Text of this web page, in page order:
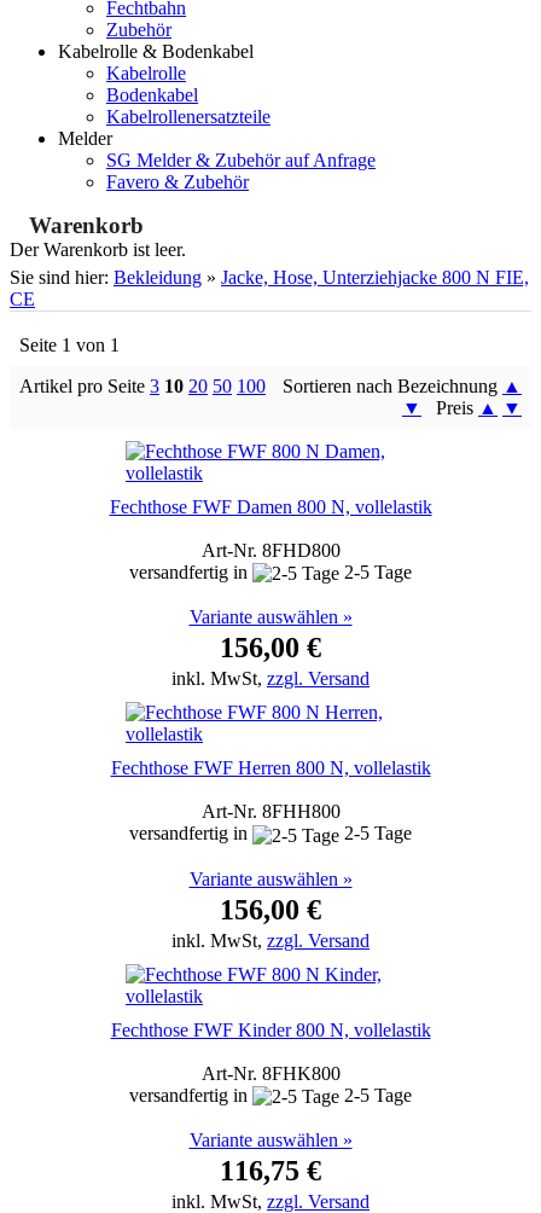
Fechtbahn
Zubehör
Kabelrolle & Bodenkabel
Kabelrolle
Bodenkabel
Kabelrollenersatzteile
Melder
SG Melder & Zubehör auf Anfrage
Favero & Zubehör
Warenkorb
Der Warenkorb ist leer.
Sie sind hier: Bekleidung » Jacke, Hose, Unterziehjacke 800 N FIE,
CE
Seite 1 von 1
Artikel pro Seite 3 10 20 50 100 Sortieren nach Bezeichnung ▲
▼
Preis ▲ ▼
Fechthose FWF Damen 800 N, vollelastik
Art-Nr. 8FHD800
versandfertig in
2-5 Tage
Variante auswählen »
156,00 €
inkl. MwSt, zzgl. Versand
Fechthose FWF Herren 800 N, vollelastik
Art-Nr. 8FHH800
versandfertig in
2-5 Tage
Variante auswählen »
156,00 €
inkl. MwSt, zzgl. Versand
Fechthose FWF Kinder 800 N, vollelastik
Art-Nr. 8FHK800
versandfertig in
2-5 Tage
Variante auswählen »
116,75 €
inkl. MwSt, zzgl. Versand